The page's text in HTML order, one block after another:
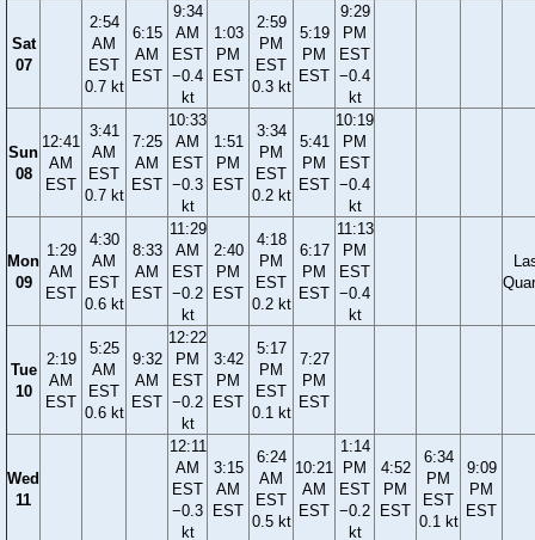
Sat
07
2:54
AM
EST
0.7 kt
6:15
AM
EST
9:34
AM
EST
−0.4
kt
1:03
PM
EST
2:59
PM
EST
0.3 kt
5:19
PM
EST
9:29
PM
EST
−0.4
kt
Sun
08
12:41
AM
EST
3:41
AM
EST
0.7 kt
7:25
AM
EST
10:33
AM
EST
−0.3
kt
1:51
PM
EST
3:34
PM
EST
0.2 kt
5:41
PM
EST
10:19
PM
EST
−0.4
kt
Mon
09
1:29
AM
EST
4:30
AM
EST
0.6 kt
8:33
AM
EST
11:29
AM
EST
−0.2
kt
2:40
PM
EST
4:18
PM
EST
0.2 kt
6:17
PM
EST
11:13
PM
EST
−0.4
kt
Tue
10
2:19
AM
EST
5:25
AM
EST
0.6 kt
9:32
AM
EST
12:22
PM
EST
−0.2
kt
3:42
PM
EST
5:17
PM
EST
0.1 kt
7:27
PM
EST
Wed
11
12:11
AM
EST
−0.3
kt
3:15
AM
EST
6:24
AM
EST
0.5 kt
10:21
AM
EST
1:14
PM
EST
−0.2
kt
4:52
PM
EST
6:34
PM
EST
0.1 kt
9:09
PM
EST